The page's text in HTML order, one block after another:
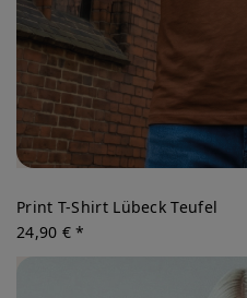
Print T-Shirt Lübeck Teufel
24,90 € *